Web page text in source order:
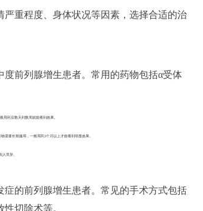
重程度、身体状况等因素，选择合适的治
前列腺增生患者。常用的药物包括α受体
用药后数天到数周就能看到效果。
需要长期服用，一般用药3个月以上才能看到明显效果。
而异。
的前列腺增生患者。常见的手术方式包括
切除术等。